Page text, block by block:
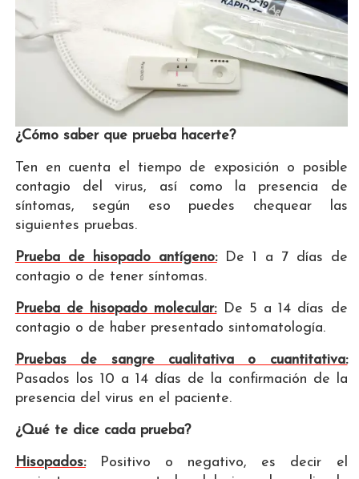
¿Cómo saber que prueba hacerte?
Ten en cuenta el tiempo de exposición o posible
contagio del virus, así como la presencia de
síntomas, según eso puedes chequear las
siguientes pruebas.
Prueba de hisopado antígeno:De 1 a 7 días de
contagio o de tener síntomas.
Prueba de hisopado molecular:De 5 a 14 días de
contagio o de haber presentado sintomatología.
Pruebas de sangre cualitativa o cuantitativa:
Pasados los 10 a 14 días de la confirmación de la
presencia del virus en el paciente.
¿Qué te dice cada prueba?
Hisopados:Positivo o negativo, es decir el